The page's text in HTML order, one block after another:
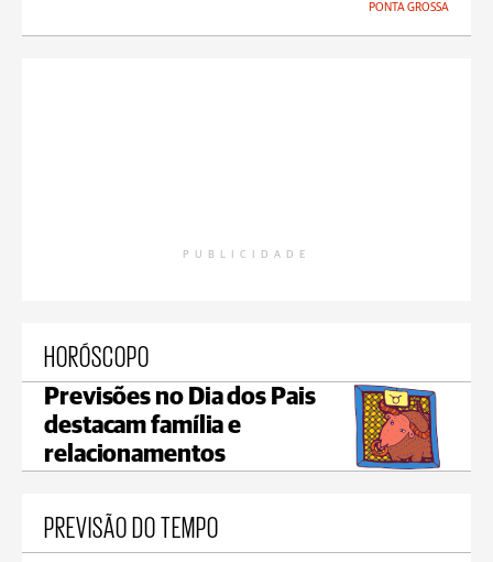
PONTA GROSSA
PUBLICIDADE
HORÓSCOPO
Previsões no Dia dos Pais
destacam família e
relacionamentos
PREVISÃO DO TEMPO